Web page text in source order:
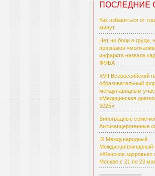
ПОСЛЕДНИЕ
Как избавиться от
минут
Нет ни боли в груди,
признаков
инфаркта назвала
ФМБА
XVII Всероссийский
образовательный
международным
«Медицинская
2025»
Виноградные
Антиканцерогенные
IX Международный
«Женское здоровье»
Москве с 21 по 23